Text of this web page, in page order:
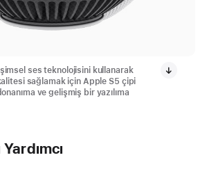
ses teknolojisini kullanarak
sağlamak için Apple S5 çipi
ve gelişmiş bir yazılıma